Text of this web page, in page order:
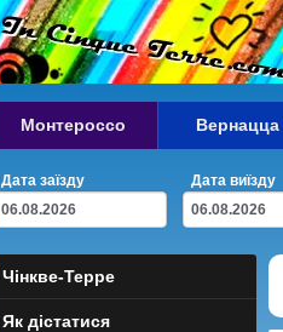
Монтероссо Вернацца
Дата заїзду
Дата виїзду
Чінкве-Терре
Як дістатися